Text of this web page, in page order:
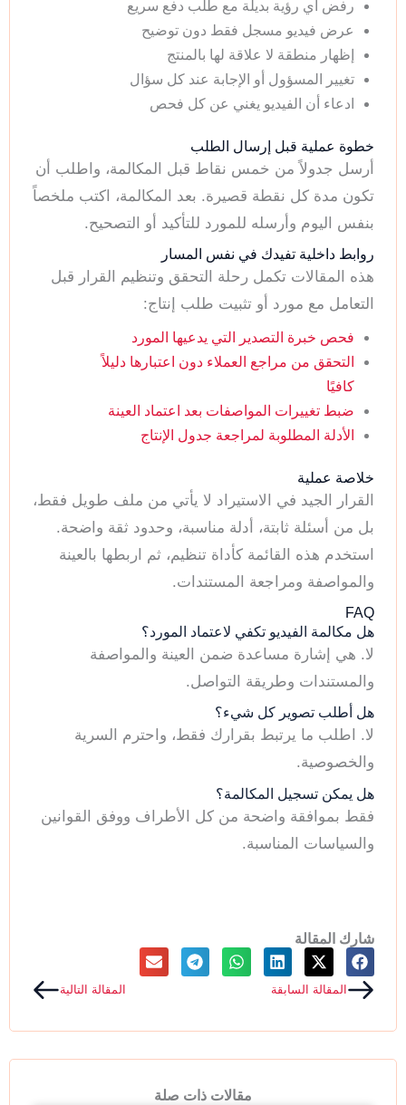
رفض أي رؤية بديلة مع طلب دفع سريع
عرض فيديو مسجل فقط دون توضيح
إظهار منطقة لا علاقة لها بالمنتج
تغيير المسؤول أو الإجابة عند كل سؤال
ادعاء أن الفيديو يغني عن كل فحص
خطوة عملية قبل إرسال الطلب
أرسل جدولاً من خمس نقاط قبل المكالمة، واطلب أن
تكون مدة كل نقطة قصيرة. بعد المكالمة، اكتب ملخصاً
بنفس اليوم وأرسله للمورد للتأكيد أو التصحيح.
روابط داخلية تفيدك في نفس المسار
هذه المقالات تكمل رحلة التحقق وتنظيم القرار قبل
التعامل مع مورد أو تثبيت طلب إنتاج:
فحص خبرة التصدير التي يدعيها المورد
التحقق من مراجع العملاء دون اعتبارها دليلاً
كافيًا
ضبط تغييرات المواصفات بعد اعتماد العينة
الأدلة المطلوبة لمراجعة جدول الإنتاج
خلاصة عملية
القرار الجيد في الاستيراد لا يأتي من ملف طويل فقط،
بل من أسئلة ثابتة، أدلة مناسبة، وحدود ثقة واضحة.
استخدم هذه القائمة كأداة تنظيم، ثم اربطها بالعينة
والمواصفة ومراجعة المستندات.
FAQ
هل مكالمة الفيديو تكفي لاعتماد المورد؟
لا. هي إشارة مساعدة ضمن العينة والمواصفة
والمستندات وطريقة التواصل.
هل أطلب تصوير كل شيء؟
لا. اطلب ما يرتبط بقرارك فقط، واحترم السرية
والخصوصية.
هل يمكن تسجيل المكالمة؟
فقط بموافقة واضحة من كل الأطراف ووفق القوانين
والسياسات المناسبة.
شارك المقالة
Prevالمقالة السابقة المقالة التاليةNext
مقالات ذات صلة